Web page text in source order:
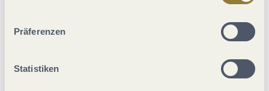
ablehnen" kann es zu Beeinträchtigungen in der Nutzung
Präferenzen
Statistiken
Eignung
Ausstattung Zimmer/Appartement